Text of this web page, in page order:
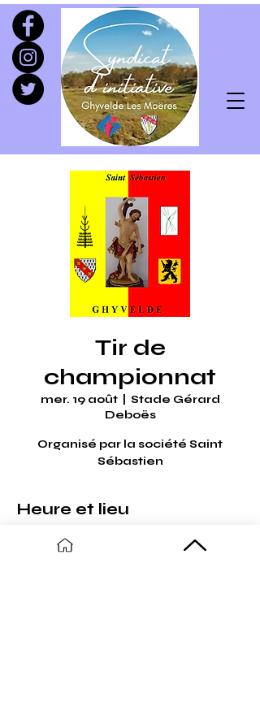
Tir de
championnat
mer. 19 août
  |
Stade Gérard
Deboës
Organisé par la société Saint
Sébastien
Heure et lieu
19 août 2026, 08:30 – 21:00
Stade Gérard Deboës, Rue de la